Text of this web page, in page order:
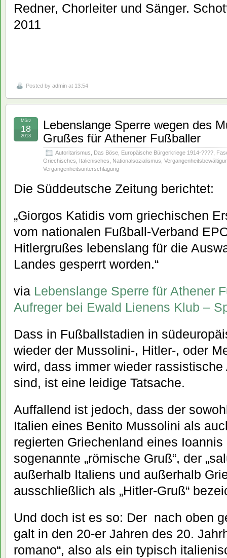
Redner, Chorleiter und Sänger.
2011
Posted by admin at 13:54
Lebenslange Sperre wegen des
Grußes für Athener Fußballer
Autoritarismus Das Böse Europäische Bürgerkriege 1914-????
Griechisches
Italienisches Nationalsozialismus
Vergangenheitsunterschlagung
März
18
2013
Die Süddeutsche Zeitung berichtet:
„Giorgos Katidis vom griechischen
vom nationalen Fußball-Verband
Hitlergrußes lebenslang für die
Landes gesperrt worden.“
via Lebenslange Sperre für Athener
Aufreger bei Ewald Lienens Klub –
Dass in Fußballstadien in
wieder der Mussolini-, Hitler-, oder
wird, dass immer wieder
sind, ist eine leidige Tatsache.
Auffallend ist jedoch, dass der
Italien eines Benito Mussolini als
regierten Griechenland eines
sogenannte „römische Gruß“, der
außerhalb Italiens und außerhalb
ausschließlich als „Hitler-Gruß“
Und doch ist es so: Der nach oben
galt in den 20-er Jahren des 20.
romano“, also als ein typisch